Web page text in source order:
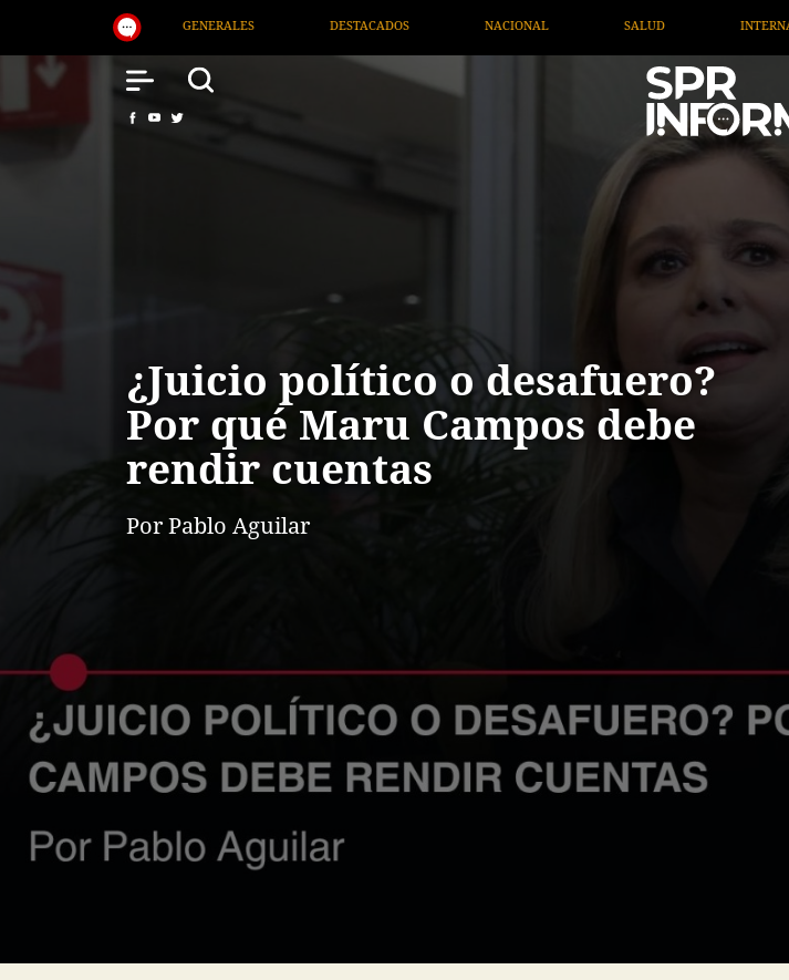
DESTACADOS NACIONAL SALUD INTERNACIONAL TV MIGRANTE INFORMA
¿Juicio político o desafuero?
Por qué Maru Campos debe
rendir cuentas
Por Pablo Aguilar